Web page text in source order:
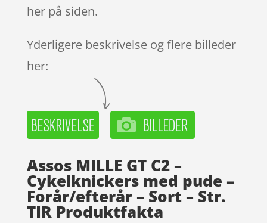
her på siden.
Yderligere beskrivelse og flere billeder
her:
Assos MILLE GT C2 –
Cykelknickers med pude –
Forår/efterår – Sort – Str.
TIR Produktfakta